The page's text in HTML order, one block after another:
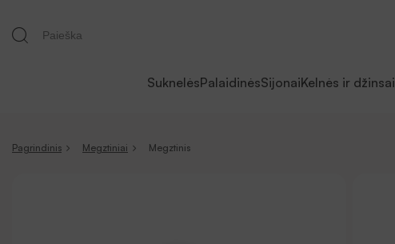
SuknelėsPalaidinėsSijonaiKelnės ir džinsai
Pagrindinis Megztiniai Megztinis